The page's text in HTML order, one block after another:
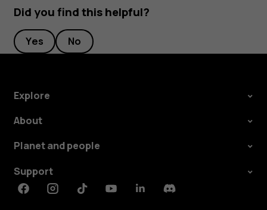
Did you find this helpful?
Yes No
Explore
About
Planet and people
Support
FacebookInstagramTiktokYoutubeLinkedinDiscord